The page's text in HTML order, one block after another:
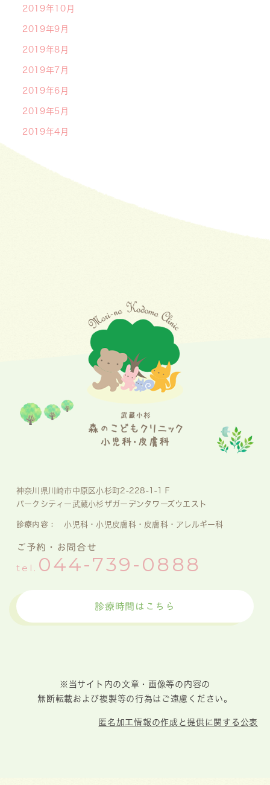
2019年10月
2019年9月
2019年8月
2019年7月
2019年6月
2019年5月
2019年4月
神奈川県川崎市中原区小杉町2-228-1-1Ｆ
パークシティー武蔵小杉ザガーデンタワーズウエスト
診療内容： 小児科・小児皮膚科・皮膚科・アレルギー科
ご予約・お問合せ
tel. 044-739-0888
診療時間はこちら
※当サイト内の文章・画像等の内容の
無断転載および複製等の行為はご遠慮ください。
匿名加工情報の作成と提供に関する公表